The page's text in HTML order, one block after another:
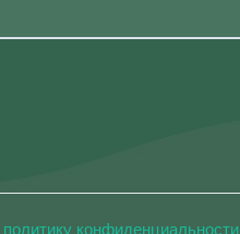
политику конфиденциальности